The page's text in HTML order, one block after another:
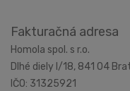
Fakturačná adresa
Homola spol. s r.o.
Dlhé diely I/18, 841 04
IČO: 31325921